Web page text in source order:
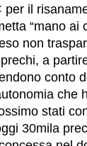
per il
“mano ai
non
a
conto
che
stati
30mila